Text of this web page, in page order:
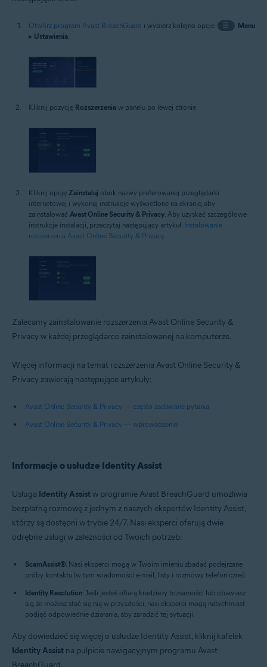
Otwórz program Avast BreachGuard i wybierz kolejno opcje ☰
Menu
▸ Ustawienia
Kliknij pozycję Rozszerzenia w panelu po lewej stronie.
Kliknij opcję Zainstaluj obok nazwy preferowanej przeglądarki
internetowej i wykonaj instrukcje wyświetlone na ekranie, aby
zainstalować Avast Online Security & Privacy . Aby uzyskać szczegółowe
instrukcje instalacji, przeczytaj następujący artykuł: Instalowanie
rozszerzenia Avast Online Security & Privacy
Zalecamy zainstalowanie rozszerzenia Avast Online Security &
Privacy w każdej przeglądarce zainstalowanej na komputerze.
Więcej informacji na temat rozszerzenia Avast Online Security &
Privacy zawierają następujące artykuły:
Avast Online Security & Privacy — często zadawane pytania
Avast Online Security & Privacy — wprowadzenie
Informacje o usłudze Identity Assist
Usługa Identity Assistw programie Avast BreachGuard umożliwia
bezpłatną rozmowę z jednym z naszych ekspertów Identity Assist,
którzy są dostępni w trybie 24/7. Nasi eksperci oferują dwie
odrębne usługi w zależności od Twoich potrzeb:
ScamAssist®: Nasi eksperci mogą w Twoim imieniu zbadać podejrzane
próby kontaktu (w tym wiadomości e-mail, listy i rozmowy telefoniczne).
Identity Resolution: Jeśli jesteś ofiarą kradzieży tożsamości lub obawiasz
się, że możesz stać się nią w przyszłości, nasi eksperci mogą natychmiast
podjąć odpowiednie działania, aby zaradzić tej sytuacji.
Aby dowiedzieć się więcej o usłudze Identity Assist, kliknij kafelek
Identity Assist na pulpicie nawigacyjnym programu Avast